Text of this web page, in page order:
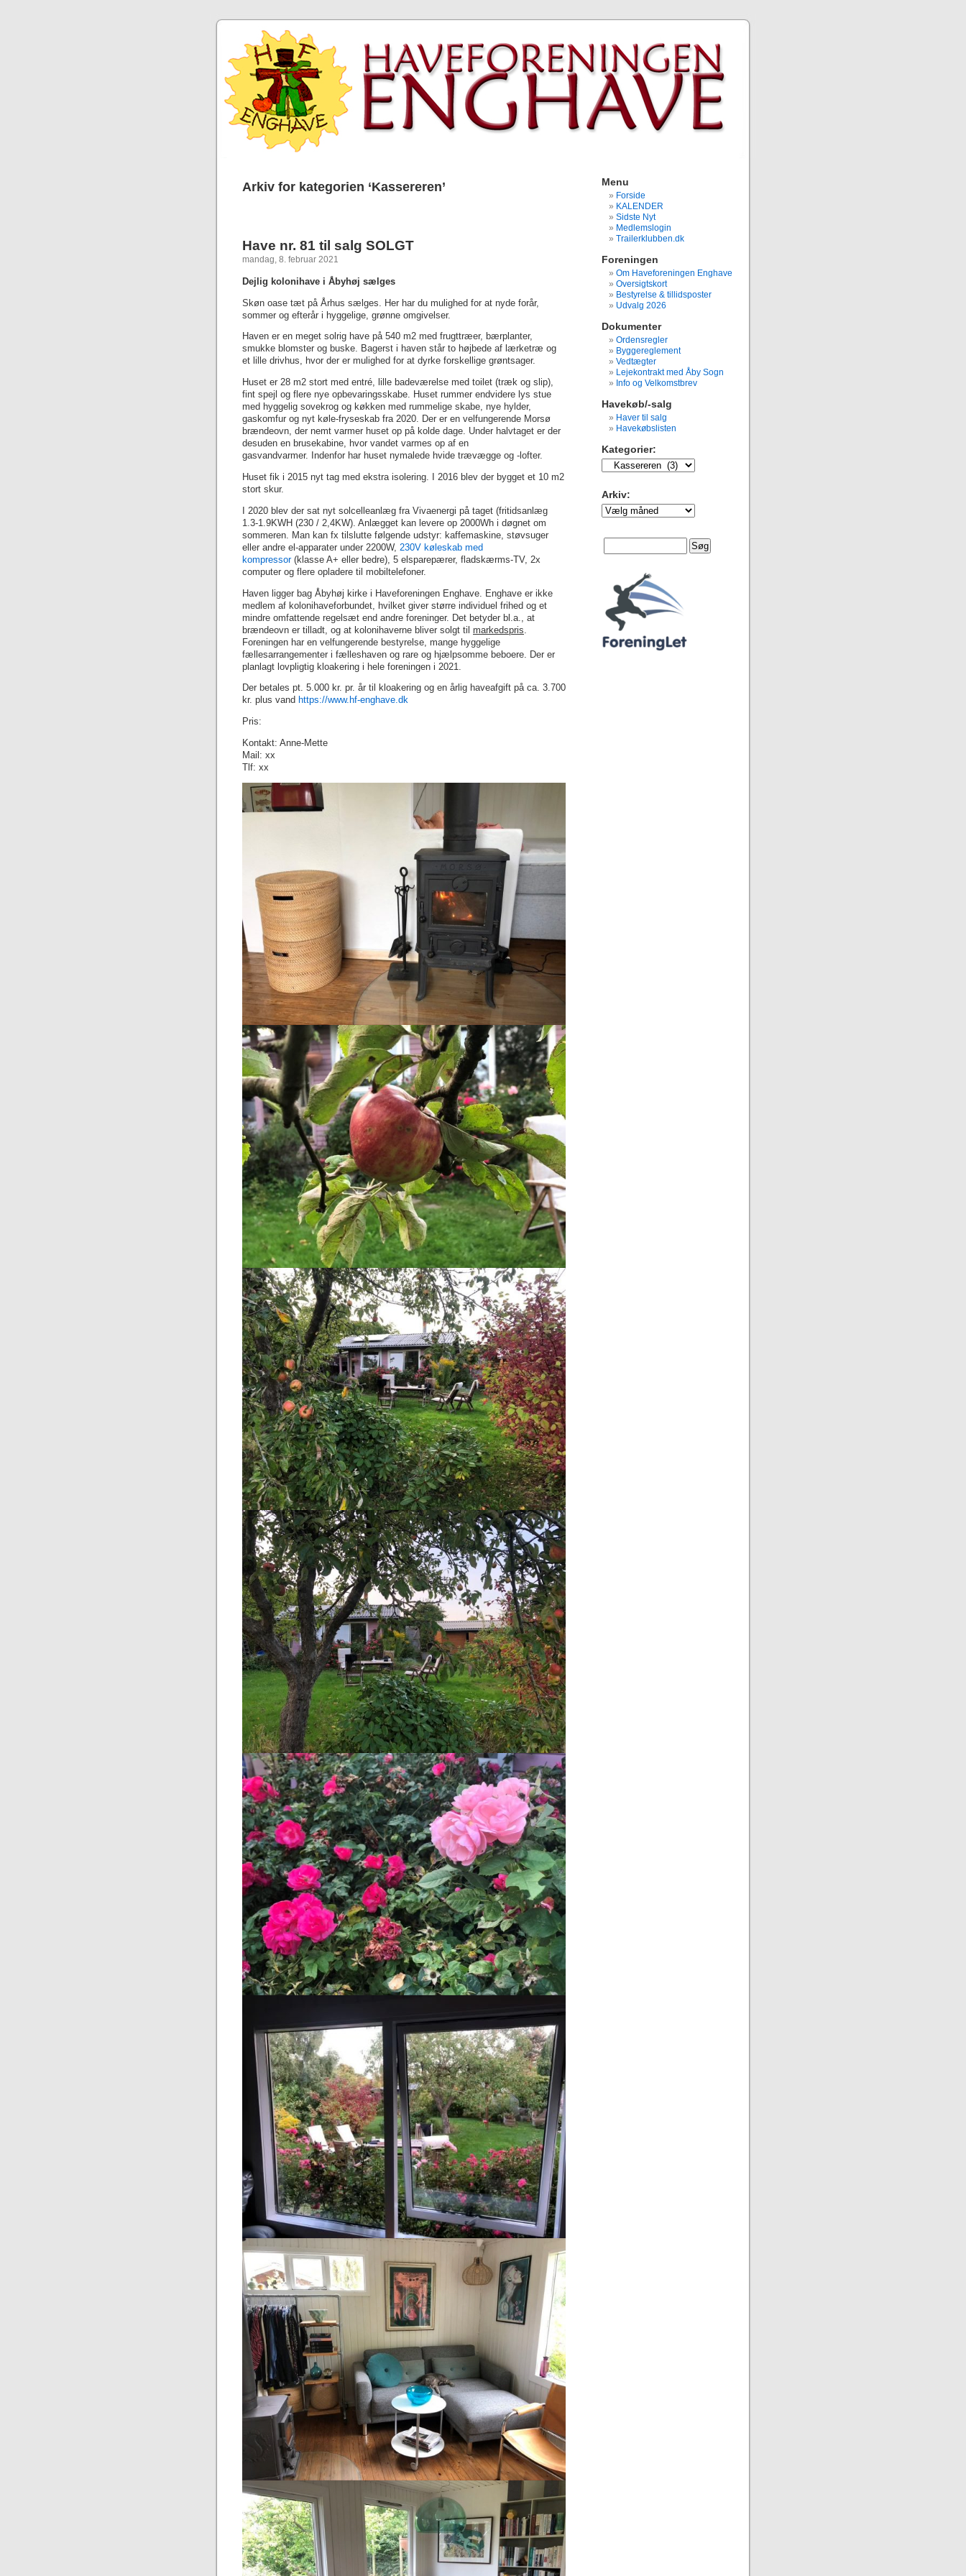
Arkiv for kategorien ‘Kassereren’
Have nr. 81 til salg SOLGT
mandag, 8. februar 2021
Dejlig kolonihave i Åbyhøj sælges
Skøn oase tæt på Århus sælges. Her har du mulighed for at nyde forår,
sommer og efterår i hyggelige, grønne omgivelser.
Haven er en meget solrig have på 540 m2 med frugttræer, bærplanter,
smukke blomster og buske. Bagerst i haven står to højbede af lærketræ og
et lille drivhus, hvor der er mulighed for at dyrke forskellige grøntsager.
Huset er 28 m2 stort med entré, lille badeværelse med toilet (træk og slip),
fint spejl og flere nye opbevaringsskabe. Huset rummer endvidere lys stue
med hyggelig sovekrog og køkken med rummelige skabe, nye hylder,
gaskomfur og nyt køle-fryseskab fra 2020. Der er en velfungerende Morsø
brændeovn, der nemt varmer huset op på kolde dage. Under halvtaget er der
desuden en brusekabine, hvor vandet varmes op af en
gasvandvarmer. Indenfor har huset nymalede hvide trævægge og -lofter.
Huset fik i 2015 nyt tag med ekstra isolering. I 2016 blev der bygget et 10 m2
stort skur.
I 2020 blev der sat nyt solcelleanlæg fra Vivaenergi på taget (fritidsanlæg
1.3-1.9KWH (230 / 2,4KW). Anlægget kan levere op 2000Wh i døgnet om
sommeren. Man kan fx tilslutte følgende udstyr: kaffemaskine, støvsuger
eller andre el-apparater under 2200W, 230V køleskab med
kompressor (klasse A+ eller bedre), 5 elsparepærer, fladskærms-TV, 2x
computer og flere opladere til mobiltelefoner.
Haven ligger bag Åbyhøj kirke i Haveforeningen Enghave. Enghave er ikke
medlem af kolonihaveforbundet, hvilket giver større individuel frihed og et
mindre omfattende regelsæt end andre foreninger. Det betyder bl.a., at
brændeovn er tilladt, og at kolonihaverne bliver solgt til markedspris
Foreningen har en velfungerende bestyrelse, mange hyggelige
fællesarrangementer i fælleshaven og rare og hjælpsomme beboere. Der er
planlagt lovpligtig kloakering i hele foreningen i 2021.
Der betales pt. 5.000 kr. pr. år til kloakering og en årlig haveafgift på ca. 3.700
kr. plus vand https://www.hf-enghave.dk
Pris:
Kontakt: Anne-Mette
Mail: xx
Tlf: xx
Menu
Forside
KALENDER
Sidste Nyt
Medlemslogin
Trailerklubben.dk
Foreningen
Om Haveforeningen Enghave
Oversigtskort
Bestyrelse & tillidsposter
Udvalg 2026
Dokumenter
Ordensregler
Byggereglement
Vedtægter
Lejekontrakt med Åby Sogn
Info og Velkomstbrev
Havekøb/-salg
Haver til salg
Havekøbslisten
Kategorier:
Kategorier:
Arkiv:
Arkiv: